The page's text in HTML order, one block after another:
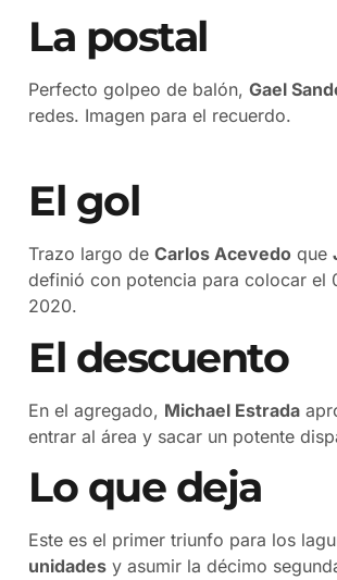
La postal
Perfecto golpeo de balón, Gael
redes. Imagen para el recuerdo.
El gol
Trazo largo de Carlos Acevedo que
definió con potencia para colocar el
2020.
El descuento
En el agregado, Michael Estrada
entrar al área y sacar un potente
Lo que deja
Este es el primer triunfo para los
unidades y asumir la décimo